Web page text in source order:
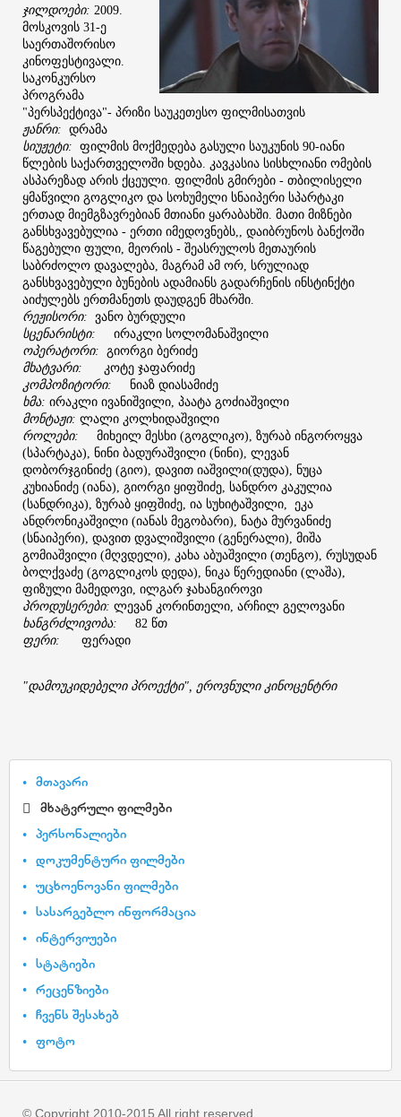
ჯილდოები: 2009.
მოსკოვის 31-ე
საერთაშორისო
კინოფესტივალი.
საკონკურსო
პროგრამა
"პერსპექტივა"- პრიზი საუკეთესო ფილმისათვის
ჟანრი: დრამა
სიუჟეტი: ფილმის მოქმედება გასული საუკუნის 90-იანი
წლების საქართველოში ხდება. კავკასია სისხლიანი ომების
ასპარეზად არის ქცეული. ფილმის გმირები - თბილისელი
ყმაწვილი გოგლიკო და სოხუმელი სნაიპერი სპარტაკი
ერთად მიემგზავრებიან მთიანი ყარაბახში. მათი მიზნები
განსხვავებულია - ერთი იმედოვნებს,, დაიბრუნოს ბანქოში
წაგებული ფული, მეორის - შეასრულოს მეთაურის
საბრძოლო დავალება, მაგრამ ამ ორ, სრულიად
განსხვავებული ბუნების ადამიანს გადარჩენის ინსტინქტი
აიძულებს ერთმანეთს დაუდგენ მხარში.
რეჟისორი: ვანო ბურდული
სცენარისტი: ირაკლი სოლომანაშვილი
ოპერატორი: გიორგი ბერიძე
მხატვარი: კოტე ჯაფარიძე
კომპოზიტორი: ნიაზ დიასამიძე
ხმა: ირაკლი ივანიშვილი, პაატა გოძიაშვილი
მონტაჟი: ლალი კოლხიდაშვილი
როლები: მიხეილ მესხი (გოგლიკო), ზურაბ ინგოროყვა
(სპარტაკა), ნინი ბადურაშვილი (ნინი), ლევან
დობორჯგინიძე (გიო), დავით იაშვილი(დუდა), ნუცა
კუხიანიძე (იანა), გიორგი ყიფშიძე, სანდრო კაკულია
(სანდრიკა), ზურაბ ყიფშიძე, ია სუხიტაშვილი, ეკა
ანდრონიკაშვილი (იანას მეგობარი), ნატა მურვანიძე
(სნაიპერი), დავით დვალიშვილი (გენერალი), მიშა
გომიაშვილი (მღვდელი), კახა აბუაშვილი (თენგო), რუსუდან
ბოლქვაძე (გოგლიკოს დედა), ნიკა წერედიანი (ლაშა),
ფიზული მამედოვი, ილგარ ჯახანგიროვი
პროდუსერები: ლევან კორინთელი, არჩილ გელოვანი
ხანგრძლივობა: 82 წთ
ფერი: ფერადი
"დამოუკიდებელი პროექტი", ეროვნული კინოცენტრი
მთავარი
მხატვრული ფილმები
პერსონალიები
დოკუმენტური ფილმები
უცხოენოვანი ფილმები
სასარგებლო ინფორმაცია
ინტერვიუები
სტატიები
რეცენზიები
ჩვენს შესახებ
ფოტო
© Copyright 2010-2015 All right reserved